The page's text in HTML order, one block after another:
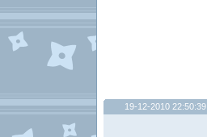
19-12-2010 22:50:39